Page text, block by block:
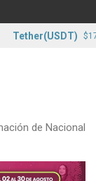
de Nacional
$17.13